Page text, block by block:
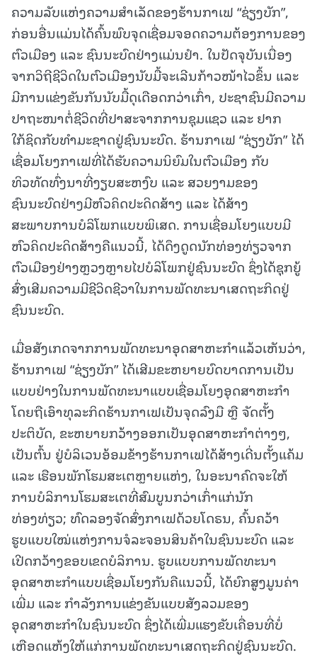
ຄວາມລັບແຫ່ງຄວາມສຳເລັດຂອງຮ້ານກາເຟ “ຊ່ຽງບັກ”,
ກ່ອນອື່ນແມ່ນໄດ້ຄົ້ນພົບຈຸດເຊື່ອມຈອດຄວາມຕ້ອງການຂອງ
ຕົວເມືອງ ແລະ ຊົນນະບົດຢ່າງແມ່ນຢຳ. ໃນປັດຈຸບັນເນື່ອງ
ຈາກວິຖີຊີວິດໃນຕົວເມືອງນັບມື້ຈະເລີນກ້າວໜ້າໄວຂຶ້ນ ແລະ
ມີການແຂ່ງຂັນກັນນັບມື້ດຸເດືອດກວ່າເກົ່າ, ປະຊາຊົນມີຄວາມ
ປາຖະໜາຕໍ່ຊີວິດທີ່ປາສະຈາກການຊຸມແຊວ ແລະ ຢາກ
ໃກ້ຊິດກັບທຳມະຊາດຢູ່ຊົນນະບົດ. ຮ້ານກາເຟ “ຊ່ຽງບັກ” ໄດ້
ເຊື່ອມໂຍງກາເຟທີ່ໄດ້ຮັບຄວາມນິຍົມໃນຕົວເມືອງ ກັບ
ທິວທັດທົ່ງນາທີ່ງຽບສະຫງົບ ແລະ ສວຍງາມຂອງ
ຊົນນະບົດຢ່າງມີຫົວຄິດປະດິດສ້າງ ແລະ ໄດ້ສ້າງ
ສະພາບການບໍລິໂພກແບບພິເສດ. ການເຊື່ອມໂຍງແບບມີ
ຫົວຄິດປະດິດສ້າງຄືແນວນີ້, ໄດ້ດຶງດູດນັກທ່ອງທ່ຽວຈາກ
ຕົວເມືອງຢ່າງຫຼວງຫຼາຍໄປບໍລິໂພກຢູ່ຊົນນະບົດ ຊຶ່ງໄດ້ຊຸກຍູ້
ສົ່ງເສີມຄວາມມີຊີວິດຊີວາໃນການພັດທະນາເສດຖະກິດຢູ່
ຊົນນະບົດ.
ເມື່ອສັງເກດຈາກການພັດທະນາອຸດສາຫະກຳແລ້ວເຫັນວ່າ,
ຮ້ານກາເຟ “ຊ່ຽງບັກ” ໄດ້ເສີມຂະຫຍາຍບົດບາດການເປັນ
ແບບຢ່າງໃນການພັດທະນາແບບເຊື່ອມໂຍງອຸດສາຫະກຳ
ໂດຍຖືເອົາທຸລະກິດຮ້ານກາເຟເປັນຈຸດລົງມື ຫຼື ຈັດຕັ້ງ
ປະຕິບັດ, ຂະຫຍາຍກວ້າງອອກເປັນອຸດສາຫະກຳຕ່າງໆ,
ເປັນຕົ້ນ ຢູ່ບໍລິເວນອ້ອມຂ້າງຮ້ານກາເຟໄດ້ສ້າງເດີ່ນຕັ້ງແຄ້ມ
ແລະ ເຮືອນພັກໂຮມສະເຕຫຼາຍແຫ່ງ, ໃນອະນາຄົດຈະໃຫ້
ການບໍລິການໂຮມສະເຕທີ່ສົມບູນກວ່າເກົ່າແກ່ນັກ
ທ່ອງທ່ຽວ; ທົດລອງຈັດສົ່ງກາເຟດ້ວຍໂດຣນ, ຄົ້ນຄວ້າ
ຮູບແບບໃໝ່ແຫ່ງການຈໍລະຈອນສິນຄ້າໃນຊົນນະບົດ ແລະ
ເປີດກວ້າງຂອບເຂດບໍລິການ. ຮູບແບບການພັດທະນາ
ອຸດສາຫະກຳແບບເຊື່ອມໂຍງກັນຄືແນວນີ້, ໄດ້ຍົກສູງມູນຄ່າ
ເພີ່ມ ແລະ ກຳລັງການແຂ່ງຂັນແບບສັງລວມຂອງ
ອຸດສາຫະກຳໃນຊົນນະບົດ ຊຶ່ງໄດ້ເພີ່ມແຮງຂັບເຄື່ອນທີ່ບໍ່
ເຫືອດແຫ້ງໃຫ້ແກ່ການພັດທະນາເສດຖະກິດຢູ່ຊົນນະບົດ.